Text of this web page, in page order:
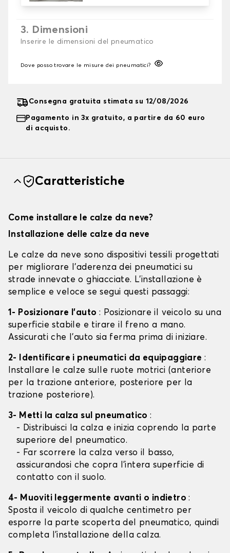
3. Dimensioni
Inserire le dimensioni del pneumatico
Dove posso trovare le misure dei pneumatici?
Consegna gratuita stimata su 12/08/2026
Pagamento in 3x gratuito, a partire da 60 euro
di acquisto.
Caratteristiche
Come installare le calze da neve?
Installazione delle calze da neve
Le calze da neve sono dispositivi tessili progettati
per migliorare l'aderenza dei pneumatici su
strade innevate o ghiacciate. L'installazione è
semplice e veloce se segui questi passaggi:
1- Posizionare l'auto : Posizionare il veicolo su una
superficie stabile e tirare il freno a mano.
Assicurati che l'auto sia ferma prima di iniziare.
2- Identificare i pneumatici da equipaggiare :
Installare le calze sulle ruote motrici (anteriore
per la trazione anteriore, posteriore per la
trazione posteriore).
3- Metti la calza sul pneumatico:
- Distribuisci la calza e inizia coprendo la parte
superiore del pneumatico.
- Far scorrere la calza verso il basso,
assicurandosi che copra l'intera superficie di
contatto con il suolo.
4- Muoviti leggermente avanti o indietro:
Sposta il veicolo di qualche centimetro per
esporre la parte scoperta del pneumatico, quindi
completa l'installazione della calza.